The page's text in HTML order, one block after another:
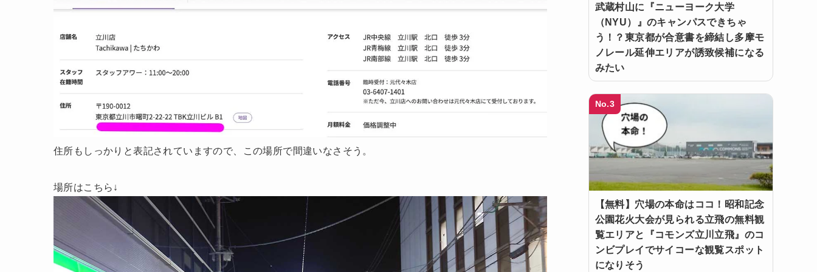
住所もしっかりと表記されていますので、この場所で間違いなさそう。
場所はこちら↓
武蔵村山に『ニューヨーク大学
（NYU）』のキャンパスできちゃ
う！？東京都が合意書を締結し多摩モ
ノレール延伸エリアが誘致候補になる
みたい
No.3
【無料】穴場の本命はココ！昭和記念
公園花火大会が見られる立飛の無料観
覧エリアと『コモンズ立川立飛』のコ
ンビプレイでサイコーな観覧スポット
になりそう